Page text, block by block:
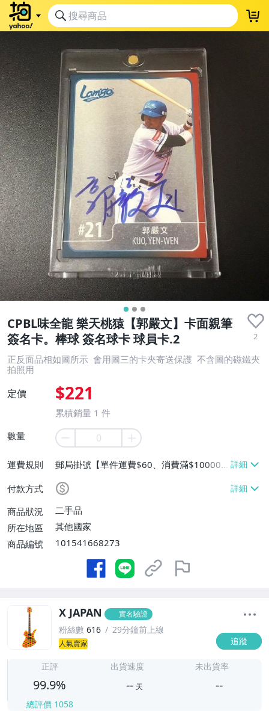
CPBL味全龍 樂天桃猿【郭嚴文】卡面親筆
簽名卡。棒球 簽名球卡 球員卡.2
2
正反面品相如圖所示 會用圖三的卡夾寄送保護 不含圖的磁鐵夾
拍照用
定價 $221
累積銷量 1 件
數量
運費規則
郵局掛號【單件運費$60、消費滿$10000
免運費】
付款方式
商品狀況
二手品
所在地區
其他國家
商品編號
101541668273
X JAPAN 實名驗證
粉絲數 616 29分鐘前上線
人氣賣家 追蹤
正評
99.9%
總評價 1058
出貨速度
-- 天
未出貨率
--